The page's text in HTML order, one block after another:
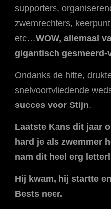
supporters,
zwemrechters,
etc…WOW, allemaal
gigantisch gesmeerd-
Ondanks de hitte,
snelvoortvliedende
succes voor Stijn.
Laatste Kans dit jaar
hard je als zwemmer
nam dit heel erg
Hij kwam, hij startte
Bests neer.